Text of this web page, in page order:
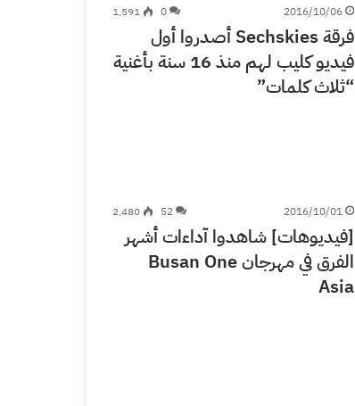
2016/10/06
0 1٬591
فرقة Sechskies أصدروا أول
فيديو كليب لهم منذ 16 سنة بأغنية
“ثلاث كلمات”
2016/10/01
52 2٬480
[فيديوهات] شاهدوا آداءات أشهر
الفرق في مهرجان Busan One
Asia